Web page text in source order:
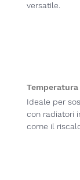
versatile.
Temperatura
Ideale per
con radiatori
come il